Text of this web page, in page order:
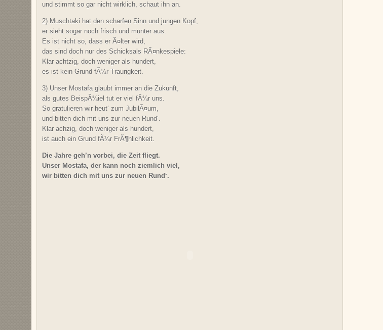
und stimmt so gar nicht wirklich, schaut ihn an.
2) Muschtaki hat den scharfen Sinn und jungen Kopf,
er sieht sogar noch frisch und munter aus.
Es ist nicht so, dass er Ã¤lter wird,
das sind doch nur des Schicksals RÃ¤nkespiele:
Klar achtzig, doch weniger als hundert,
es ist kein Grund fÃ¼r Traurigkeit.
3) Unser Mostafa glaubt immer an die Zukunft,
als gutes BeispÃ¼iel tut er viel fÃ¼r uns.
So gratulieren wir heut‘ zum JubilÃ¤um,
und bitten dich mit uns zur neuen Rund‘.
Klar achzig, doch weniger als hundert,
ist auch ein Grund fÃ¼r FrÃ¶hlichkeit.
Die Jahre geh’n vorbei, die Zeit fliegt.
Unser Mostafa, der kann noch ziemlich viel,
wir bitten dich mit uns zur neuen Rund‘.